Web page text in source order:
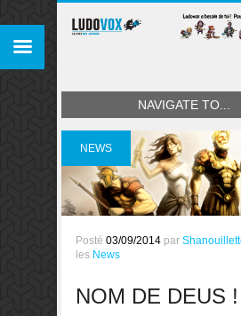
NAVIGATE TO...
NEWS
Posté 03/09/2014 par
les News
NOM DE DEUS !